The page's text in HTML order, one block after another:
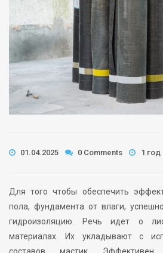
01.04.2025 0 Comments 1 год
Для того чтобы обеспечить
пола, фундамента от влаги,
гидроизоляцию. Речь идет о
материалах. Их укладывают с